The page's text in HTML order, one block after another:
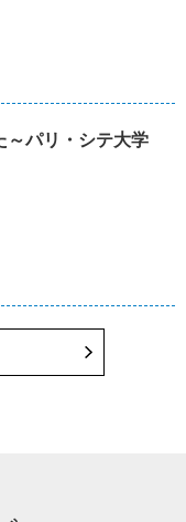
～パリ・シテ大学